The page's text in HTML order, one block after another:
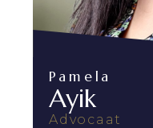
Pamela
Ayik
Advocaat